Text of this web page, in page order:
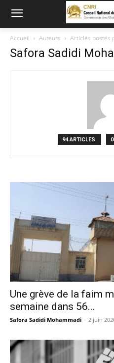
Accueil Auteurs Articles postés
Safora Sadidi
94 ARTICLES
Une grève de la faim
semaine dans 56...
Safora Sadidi Mohammadi - 2 juin